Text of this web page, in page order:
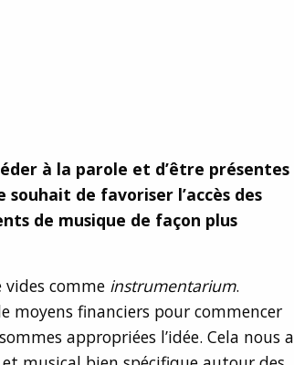
à la parole et d’être présentes
souhait de favoriser l’accès des
de musique de façon plus
vides comme instrumentarium.
financiers pour commencer
appropriées l’idée. Cela nous a